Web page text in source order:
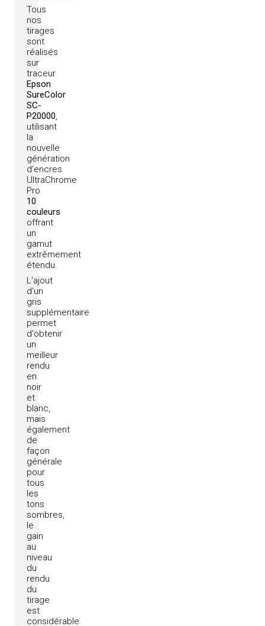
Tous
nos
tirages
sont
réalisés
sur
traceur
Epson
SureColor
SC-
P20000,
utilisant
la
nouvelle
génération
d’encres
UltraChrome
Pro
10
couleurs
offrant
un
gamut
extrêmement
étendu.
L'ajout
d'un
gris
supplémentaire
permet
d'obtenir
un
meilleur
rendu
en
noir
et
blanc,
mais
également
de
façon
générale
pour
tous
les
tons
sombres,
le
gain
au
niveau
du
rendu
du
tirage
est
considérable.